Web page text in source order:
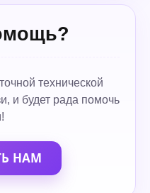
технической
и будет рада помочь
НАМ